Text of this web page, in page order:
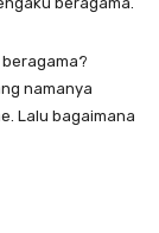
namanya
Lalu bagaimana